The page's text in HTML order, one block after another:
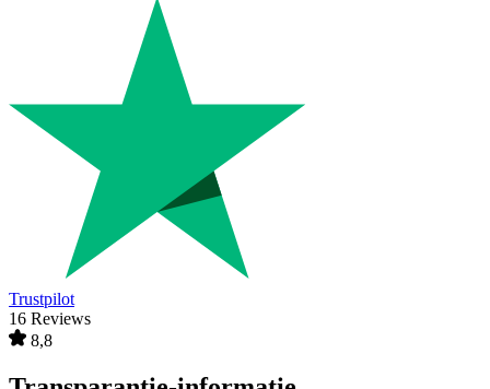
Trustpilot
16 Reviews
8,8